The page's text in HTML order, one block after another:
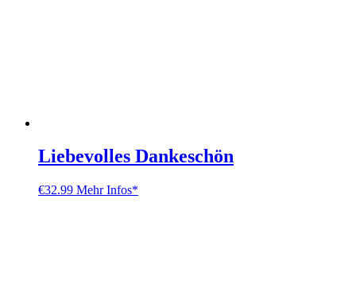
Liebevolles Dankeschön
€32.99 Mehr Infos*